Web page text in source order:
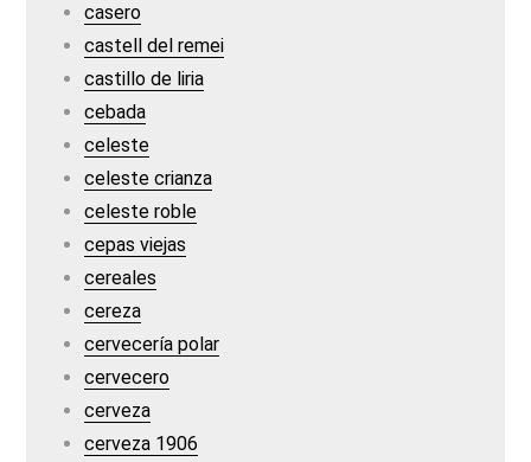
casero
castell del remei
castillo de liria
cebada
celeste
celeste crianza
celeste roble
cepas viejas
cereales
cereza
cervecería polar
cervecero
cerveza
cerveza 1906